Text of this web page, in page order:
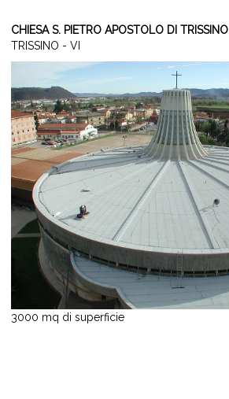
CHIESA S. PIETRO APOSTOLO DI TRISSINO
TRISSINO - VI
3000 mq di superficie